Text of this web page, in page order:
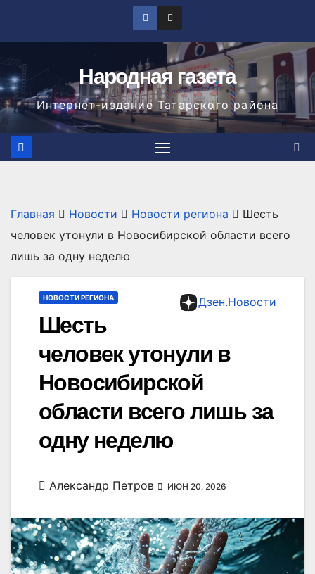
Народная газета
Интернет-издание Татарского района
Главная Новости Новости региона
Шесть
человек утонули в Новосибирской области всего
лишь за одну неделю
Дзен.Новости
НОВОСТИ РЕГИОНА
Шесть
человек утонули в
Новосибирской
области всего лишь за
одну неделю
Александр Петров ИЮН 20, 2026